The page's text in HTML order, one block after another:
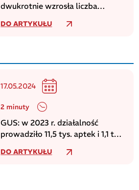
dwukrotnie wzrosła liczba
DO ARTYKUŁU
17.05.2024
2 minuty
GUS: w 2023 r. działalność
prowadziło 11,5 tys. aptek i 1,1 tys.
DO ARTYKUŁU